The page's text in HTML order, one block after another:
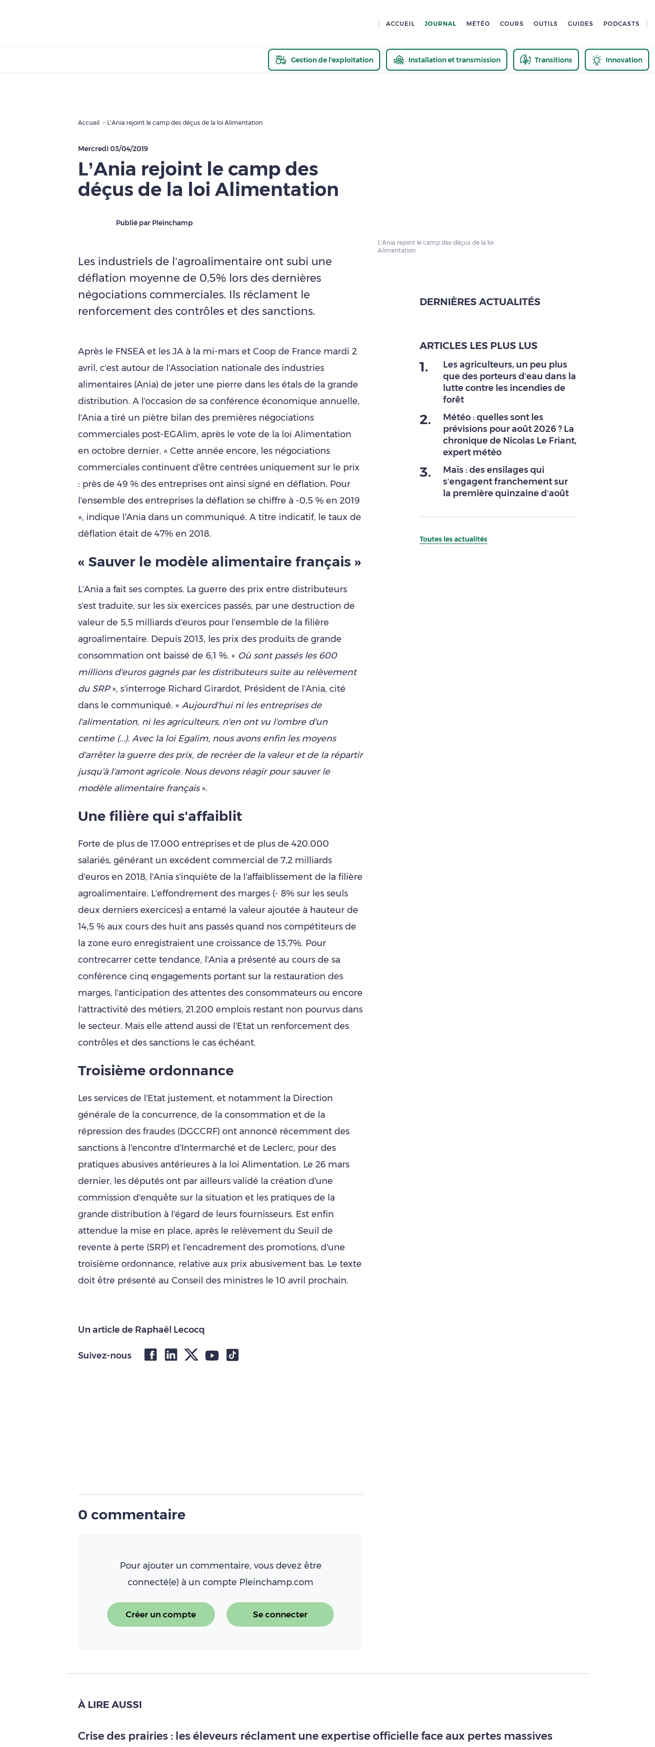
ACCUEIL JOURNAL MÉTÉO COURS OUTILS GUIDES PODCASTS
Gestion de l'exploitation Installation et transmission Transitions Innovation
Accueil L’Ania rejoint le camp des déçus de la loi Alimentation
Mercredi 03/04/2019
L’Ania rejoint le camp des
déçus de la loi Alimentation
Publié par Pleinchamp
Les industriels de l’agroalimentaire ont subi une
déflation moyenne de 0,5% lors des dernières
négociations commerciales. Ils réclament le
renforcement des contrôles et des sanctions.
Après le FNSEA et les JA à la mi-mars et Coop de France mardi 2
avril, c'est autour de l'Association nationale des industries
alimentaires (Ania) de jeter une pierre dans les étals de la grande
distribution. A l'occasion de sa conférence économique annuelle,
l'Ania a tiré un piètre bilan des premières négociations
commerciales post-EGAlim, après le vote de la loi Alimentation
en octobre dernier. « Cette année encore, les négociations
commerciales continuent d'être centrées uniquement sur le prix
: près de 49 % des entreprises ont ainsi signé en déflation. Pour
l'ensemble des entreprises la déflation se chiffre à -0,5 % en 2019
», indique l'Ania dans un communiqué. A titre indicatif, le taux de
déflation était de 47% en 2018.
« Sauver le modèle alimentaire français »
L'Ania a fait ses comptes. La guerre des prix entre distributeurs
s'est traduite, sur les six exercices passés, par une destruction de
valeur de 5,5 milliards d'euros pour l'ensemble de la filière
agroalimentaire. Depuis 2013, les prix des produits de grande
consommation ont baissé de 6,1 %. « Où sont passés les 600
millions d'euros gagnés par les distributeurs suite au relèvement
du SRP», s'interroge Richard Girardot, Président de l'Ania, cité
dans le communiqué. « Aujourd'hui ni les entreprises de
l'alimentation, ni les agriculteurs, n'en ont vu l'ombre d'un
centime (...). Avec la loi Egalim, nous avons enfin les moyens
d'arrêter la guerre des prix, de recréer de la valeur et de la répartir
jusqu'à l'amont agricole. Nous devons réagir pour sauver le
modèle alimentaire français».
Une filière qui s'affaiblit
Forte de plus de 17.000 entreprises et de plus de 420.000
salariés, générant un excédent commercial de 7,2 milliards
d'euros en 2018, l'Ania s'inquiète de la l'affaiblissement de la filière
agroalimentaire. L'effondrement des marges (- 8% sur les seuls
deux derniers exercices) a entamé la valeur ajoutée à hauteur de
14,5 % aux cours des huit ans passés quand nos compétiteurs de
la zone euro enregistraient une croissance de 13,7%. Pour
contrecarrer cette tendance, l'Ania a présenté au cours de sa
conférence cinq engagements portant sur la restauration des
marges, l'anticipation des attentes des consommateurs ou encore
l'attractivité des métiers, 21.200 emplois restant non pourvus dans
le secteur. Mais elle attend aussi de l'Etat un renforcement des
contrôles et des sanctions le cas échéant.
Troisième ordonnance
Les services de l'Etat justement, et notamment la Direction
générale de la concurrence, de la consommation et de la
répression des fraudes (DGCCRF) ont annoncé récemment des
sanctions à l'encontre d'Intermarché et de Leclerc, pour des
pratiques abusives antérieures à la loi Alimentation. Le 26 mars
dernier, les députés ont par ailleurs validé la création d'une
commission d'enquête sur la situation et les pratiques de la
grande distribution à l'égard de leurs fournisseurs. Est enfin
attendue la mise en place, après le relèvement du Seuil de
revente à perte (SRP) et l'encadrement des promotions, d'une
troisième ordonnance, relative aux prix abusivement bas. Le texte
doit être présenté au Conseil des ministres le 10 avril prochain.
Un article de Raphaël Lecocq
Suivez-nous
0 commentaire
Pour ajouter un commentaire, vous devez être
connecté(e) à un compte Pleinchamp.com
Créer un compte Se connecter
À LIRE AUSSI
Crise des prairies : les éleveurs réclament une expertise officielle face aux pertes massives
L’Ania rejoint le camp des déçus de la loi
Alimentation
DERNIÈRES ACTUALITÉS
ARTICLES LES PLUS LUS
1.
Les agriculteurs, un peu plus
que des porteurs d’eau dans la
lutte contre les incendies de
forêt
2.
Météo : quelles sont les
prévisions pour août 2026 ? La
chronique de Nicolas Le Friant,
expert météo
3.
Maïs : des ensilages qui
s’engagent franchement sur
la première quinzaine d’août
Toutes les actualités